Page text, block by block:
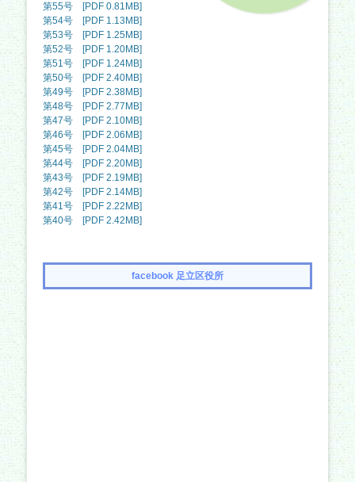
第55号 [PDF 0.81MB]
第54号 [PDF 1.13MB]
第53号 [PDF 1.25MB]
第52号 [PDF 1.20MB]
第51号 [PDF 1.24MB]
第50号 [PDF 2.40MB]
第49号 [PDF 2.38MB]
第48号 [PDF 2.77MB]
第47号 [PDF 2.10MB]
第46号 [PDF 2.06MB]
第45号 [PDF 2.04MB]
第44号 [PDF 2.20MB]
第43号 [PDF 2.19MB]
第42号 [PDF 2.14MB]
第41号 [PDF 2.22MB]
第40号 [PDF 2.42MB]
facebook 足立区役所